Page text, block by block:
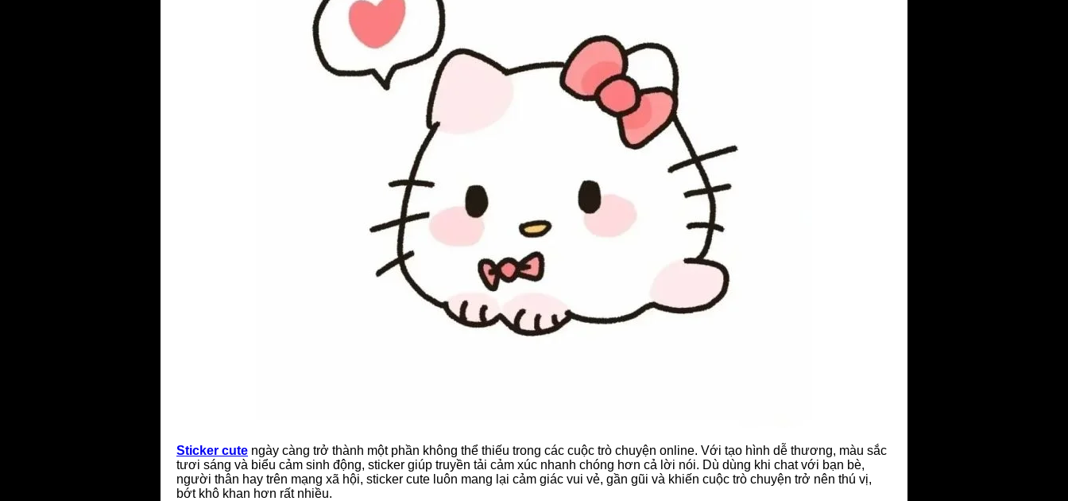
Sticker cute ngày càng trở thành một phần không thể thiếu trong các cuộc trò chuyện online. Với tạo hình dễ thương, màu sắc
tươi sáng và biểu cảm sinh động, sticker giúp truyền tải cảm xúc nhanh chóng hơn cả lời nói. Dù dùng khi chat với bạn bè,
người thân hay trên mạng xã hội, sticker cute luôn mang lại cảm giác vui vẻ, gần gũi và khiến cuộc trò chuyện trở nên thú vị,
bớt khô khan hơn rất nhiều.